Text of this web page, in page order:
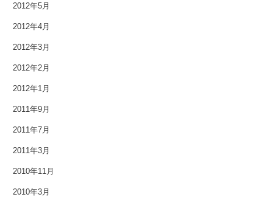
2012年5月
2012年4月
2012年3月
2012年2月
2012年1月
2011年9月
2011年7月
2011年3月
2010年11月
2010年3月